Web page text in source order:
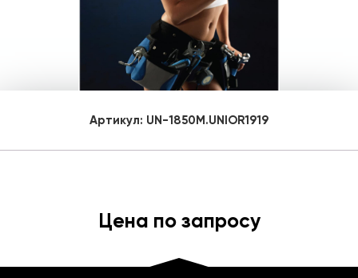
Артикул: UN-1850M.UNIOR1919
Цена по запросу